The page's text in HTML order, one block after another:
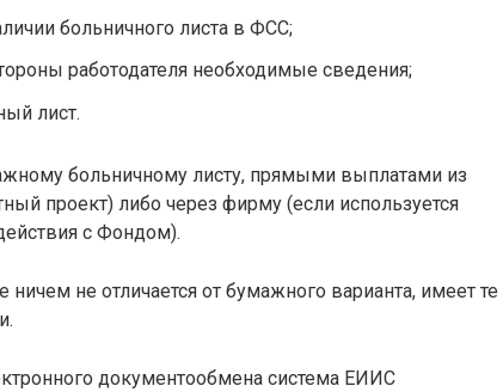
больничного листа в ФСС;
работодателя необходимые сведения;
лист.
больничному листу, прямыми выплатами из
проект) либо через фирму (если используется
с Фондом).
не отличается от бумажного варианта, имеет те
документообмена система ЕИИС